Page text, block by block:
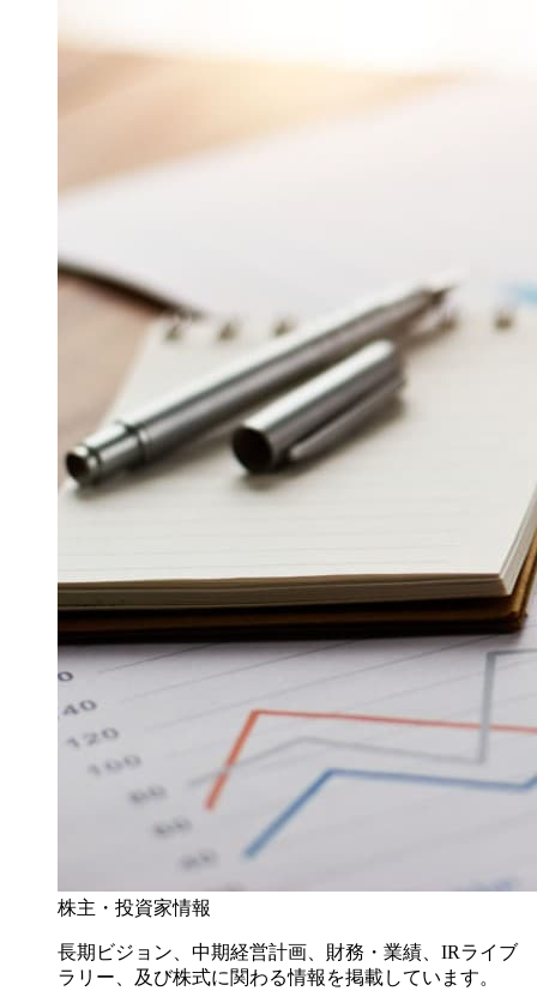
株主・投資家情報
長期ビジョン、中期経営計画、財務・業績、IRライブ
ラリー、及び株式に関わる情報を掲載しています。